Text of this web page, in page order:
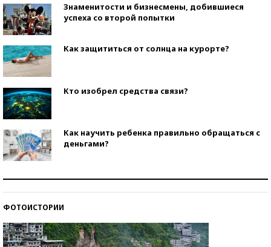
Знаменитости и бизнесмены, добившиеся
успеха со второй попытки
Как защититься от солнца на курорте?
Кто изобрел средства связи?
Как научить ребенка правильно обращаться с
деньгами?
ФОТОИСТОРИИ